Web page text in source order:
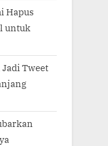
Hapus
untuk
Jadi Tweet